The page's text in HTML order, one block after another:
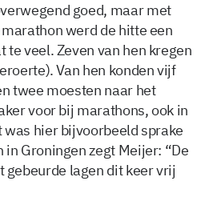
goed, maar met
werd de hitte een
veel. Zeven van hen kregen
Van hen konden vijf
twee moesten naar het
voor bij marathons, ook in
hier bijvoorbeeld sprake
in Groningen zegt Meijer: “De
lagen dit keer vrij